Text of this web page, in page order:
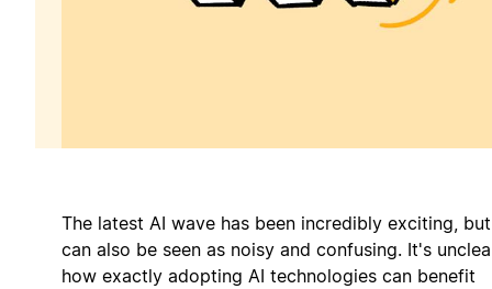
The latest AI wave has been incredibly exciting, but
can also be seen as noisy and confusing. It's
how exactly adopting AI technologies can benefit